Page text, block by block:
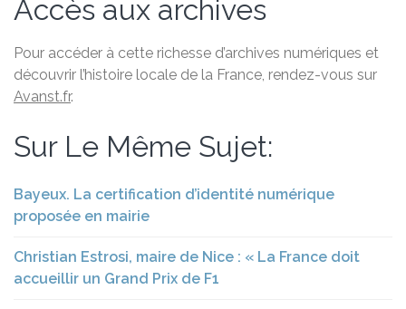
Accès aux archives
Pour accéder à cette richesse d’archives numériques et
découvrir l’histoire locale de la France, rendez-vous sur
Avanst.fr.
Sur Le Même Sujet:
Bayeux. La certification d’identité numérique
proposée en mairie
Christian Estrosi, maire de Nice : « La France doit
accueillir un Grand Prix de F1